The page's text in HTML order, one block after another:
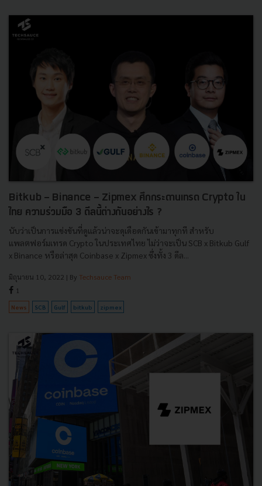
Bitkub - Binance - Zipmex ศึกกระดานเทรด Crypto ใน
ไทย ความร่วมมือ 3 ดีลนี้ต่างกันอย่างไร ?
นับว่าเป็นการแข่งขันที่ดูแล้วน่าจะดุเดือดกันเข้ามาทุกที สำหรับ
แพลตฟอร์มเทรด Crypto ในประเทศไทย ไม่ว่าจะเป็น SCB x Bitkub Gulf
x Binance หรือล่าสุด Coinbase x Zipmex ซึ่งทั้ง 3 ดีล...
มิถุนายน 10, 2022 | By Techsauce Team
1
News SCB Gulf bitkub zipmex